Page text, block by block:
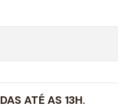
ATÉ AS 13H.